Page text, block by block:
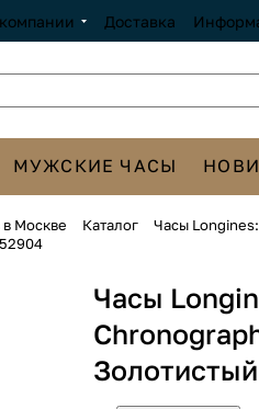
Доставка
МУЖСКИЕ ЧАСЫ
в Москве Каталог Часы
Часы